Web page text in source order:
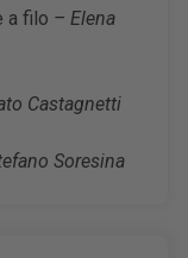
a filo – Elena
Castagnetti
Soresina